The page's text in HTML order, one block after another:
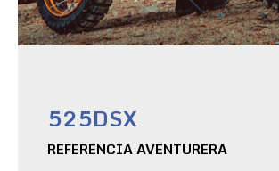
525DSX
REFERENCIA AVENTURERA